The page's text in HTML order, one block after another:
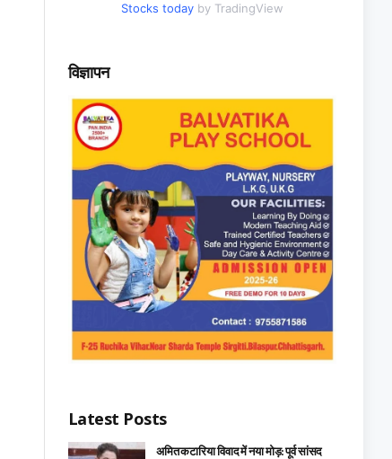
Stocks today by TradingView
विज्ञापन
Latest Posts
अमित कटारिया विवाद में नया मोड़: पूर्व सांसद